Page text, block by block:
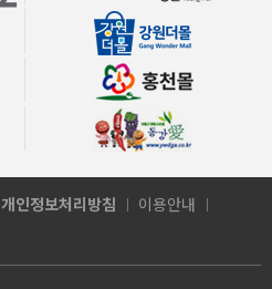
개인정보처리방침 이용안내